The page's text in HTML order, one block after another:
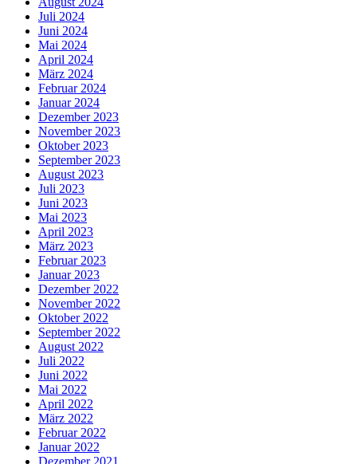
Juli 2024
Juni 2024
Mai 2024
April 2024
März 2024
Februar 2024
Januar 2024
Dezember 2023
November 2023
Oktober 2023
September 2023
August 2023
Juli 2023
Juni 2023
Mai 2023
April 2023
März 2023
Februar 2023
Januar 2023
Dezember 2022
November 2022
Oktober 2022
September 2022
August 2022
Juli 2022
Juni 2022
Mai 2022
April 2022
März 2022
Februar 2022
Januar 2022
Dezember 2021